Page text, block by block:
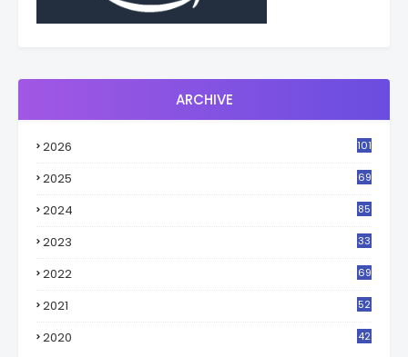
ARCHIVE
2026 101
2025 69
2024 85
2023
33
2022 69
2021
52
2020
42